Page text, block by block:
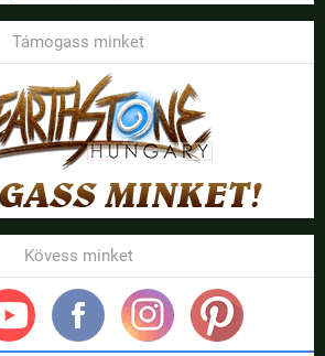
Támogass minket
Kövess minket